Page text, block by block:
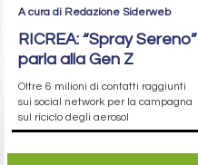
A cura di Redazione Siderweb
RICREA: “Spray Sereno”
parla alla Gen Z
Oltre 6 milioni di contatti raggiunti
sui social network per la campagna
sul riciclo degli aerosol